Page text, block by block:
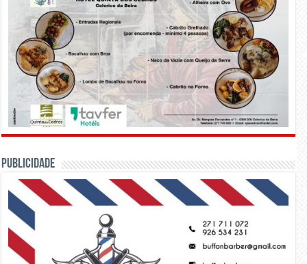
PUBLICIDADE